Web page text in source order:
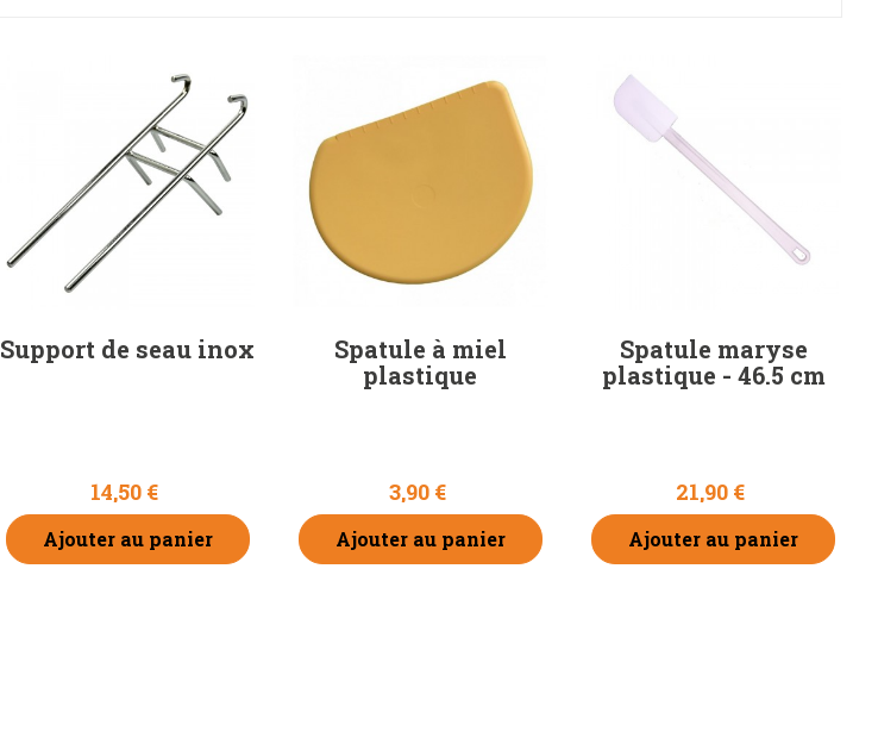
Support de seau inox
14,50 €
Ajouter au panier
Spatule à miel
plastique
3,90 €
Ajouter au panier
Spatule maryse
plastique - 46.5 cm
21,90 €
Ajouter au panier